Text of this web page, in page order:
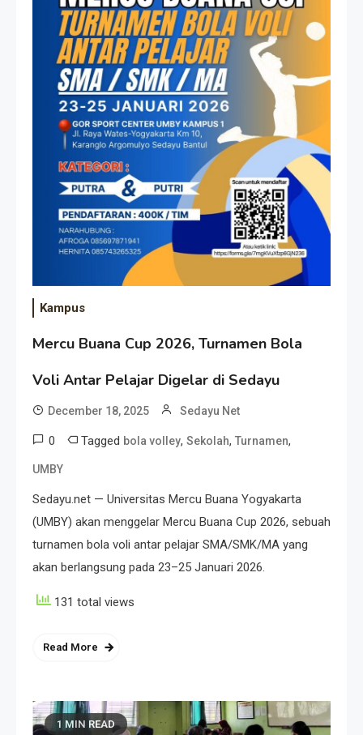
Kampus
Mercu Buana Cup 2026, Turnamen Bola
Voli Antar Pelajar Digelar di Sedayu
December 18, 2025 Sedayu Net
0 Tagged bola volley, Sekolah, Turnamen,
UMBY
Sedayu.net — Universitas Mercu Buana Yogyakarta
(UMBY) akan menggelar Mercu Buana Cup 2026, sebuah
turnamen bola voli antar pelajar SMA/SMK/MA yang
akan berlangsung pada 23–25 Januari 2026.
131 total views
Read More
1 MIN READ